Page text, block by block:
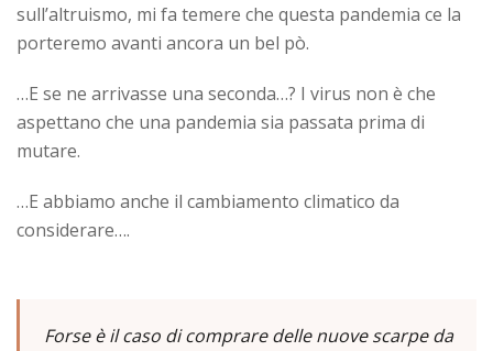
sull’altruismo, mi fa temere che questa pandemia ce la
porteremo avanti ancora un bel pò.
…E se ne arrivasse una seconda…? I virus non è che
aspettano che una pandemia sia passata prima di
mutare.
…E abbiamo anche il cambiamento climatico da
considerare….
Forse è il caso di comprare delle nuove scarpe da